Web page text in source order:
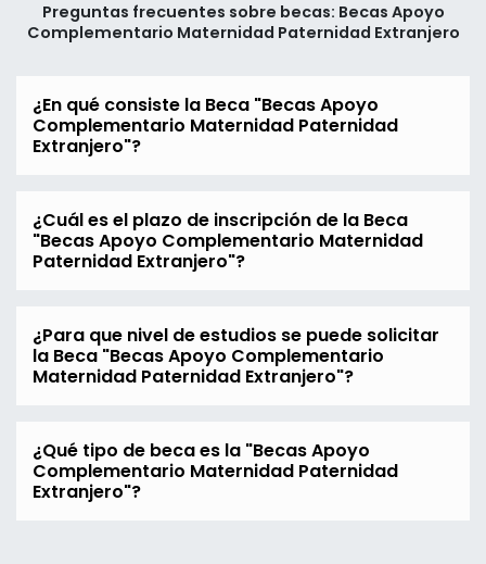
Preguntas frecuentes sobre becas: Becas Apoyo
Complementario Maternidad Paternidad Extranjero
¿En qué consiste la Beca "Becas Apoyo
Complementario Maternidad Paternidad
Extranjero"?
¿Cuál es el plazo de inscripción de la Beca
"Becas Apoyo Complementario Maternidad
Paternidad Extranjero"?
¿Para que nivel de estudios se puede solicitar
la Beca "Becas Apoyo Complementario
Maternidad Paternidad Extranjero"?
¿Qué tipo de beca es la "Becas Apoyo
Complementario Maternidad Paternidad
Extranjero"?